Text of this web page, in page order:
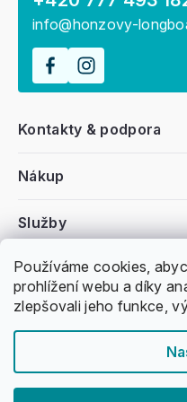
Používáme cookies,
prohlížení webu a díky
zlepšovali jeho funkce,
Všeobecné informace
Nákup
Kontakty & podpora
Služby
info@honzovy-